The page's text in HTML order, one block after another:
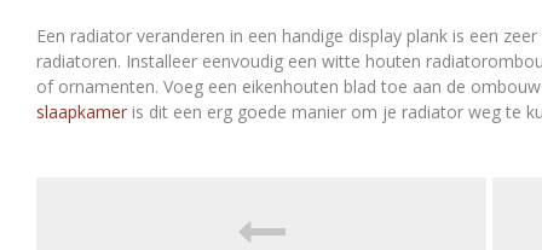
Een radiator veranderen in een handige display plank is een
radiatoren. Installeer eenvoudig een witte houten
of ornamenten. Voeg een eikenhouten blad toe aan de
slaapkamer is dit een erg goede manier om je radiator weg te